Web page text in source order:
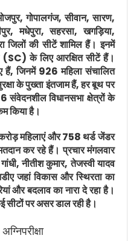
गोपालगंज, सीवान, सारण,
मधेपुरा, सहरसा, खगड़िया,
जिलों की सीटें शामिल हैं। इनमें
के लिए आरक्षित सीटें हैं।
जिनमें 926 महिला संचालित
के पुख्ता इंतजाम हैं, हर बूथ पर
संवेदनशील विधानसभा क्षेत्रों के
किया है।
महिलाएं और 758 थर्ड जेंडर
कर रहे हैं। प्रचार मंगलवार
नीतीश कुमार, तेजस्वी यादव
जहां विकास और स्थिरता का
और बदलाव का नारा दे रहा है।
सीटों पर असर डाल रही है।